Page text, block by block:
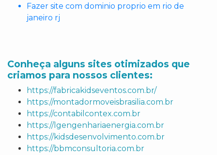
Fazer site com dominio proprio em rio de
janeiro rj
Conheça alguns sites otimizados que
criamos para nossos clientes:
https://fabricakidseventos.com.br/
https://montadormoveisbrasilia.com.br
https://contabilcontex.com.br
https://lgengenhariaenergia.com.br
https://kidsdesenvolvimento.com.br
https://bbmconsultoria.com.br